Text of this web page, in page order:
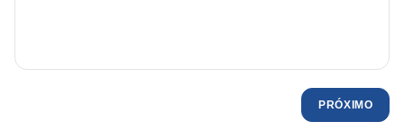
PRÓXIMO